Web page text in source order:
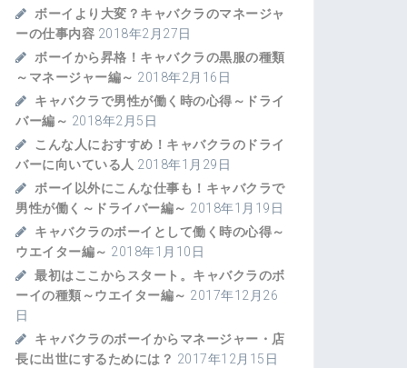
ボーイより大変？キャバクラのマネージャ
ーの仕事内容 2018年2月27日
ボーイから昇格！キャバクラの黒服の種類
～マネージャー編～ 2018年2月16日
キャバクラで男性が働く時の心得～ドライ
バー編～ 2018年2月5日
こんな人におすすめ！キャバクラのドライ
バーに向いている人 2018年1月29日
ボーイ以外にこんな仕事も！キャバクラで
男性が働く～ドライバー編～ 2018年1月19日
キャバクラのボーイとして働く時の心得～
ウエイター編～ 2018年1月10日
最初はここからスタート。キャバクラのボ
ーイの種類～ウエイター編～ 2017年12月26
日
キャバクラのボーイからマネージャー・店
長に出世にするためには？ 2017年12月15日